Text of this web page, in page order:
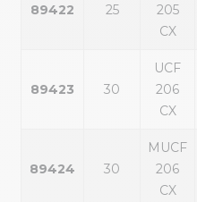
89422 25
205
CX
89423 30
UCF
206
CX
89424 30
MUCF
206
CX